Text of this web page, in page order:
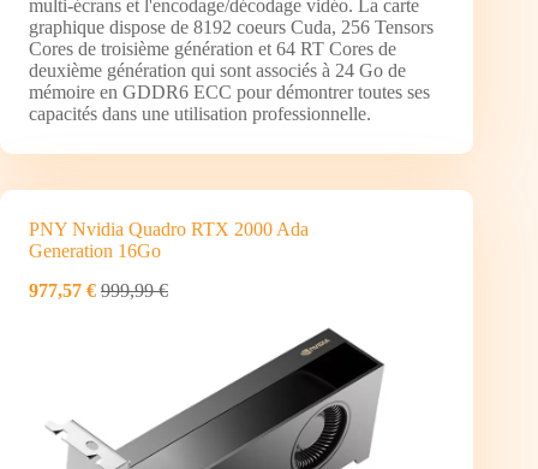
multi-écrans et l'encodage/décodage vidéo. La carte
graphique dispose de 8192 coeurs Cuda, 256 Tensors
Cores de troisième génération et 64 RT Cores de
deuxième génération qui sont associés à 24 Go de
mémoire en GDDR6 ECC pour démontrer toutes ses
capacités dans une utilisation professionnelle.
PNY Nvidia Quadro RTX 2000 Ada
Generation 16Go
977,57 € 999,99 €